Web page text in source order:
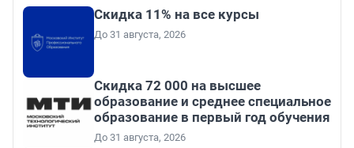
Скидка 11% на все курсы
До 31 августа, 2026
Скидка 72 000 на высшее
образование и среднее специальное
образование в первый год обучения
До 31 августа, 2026